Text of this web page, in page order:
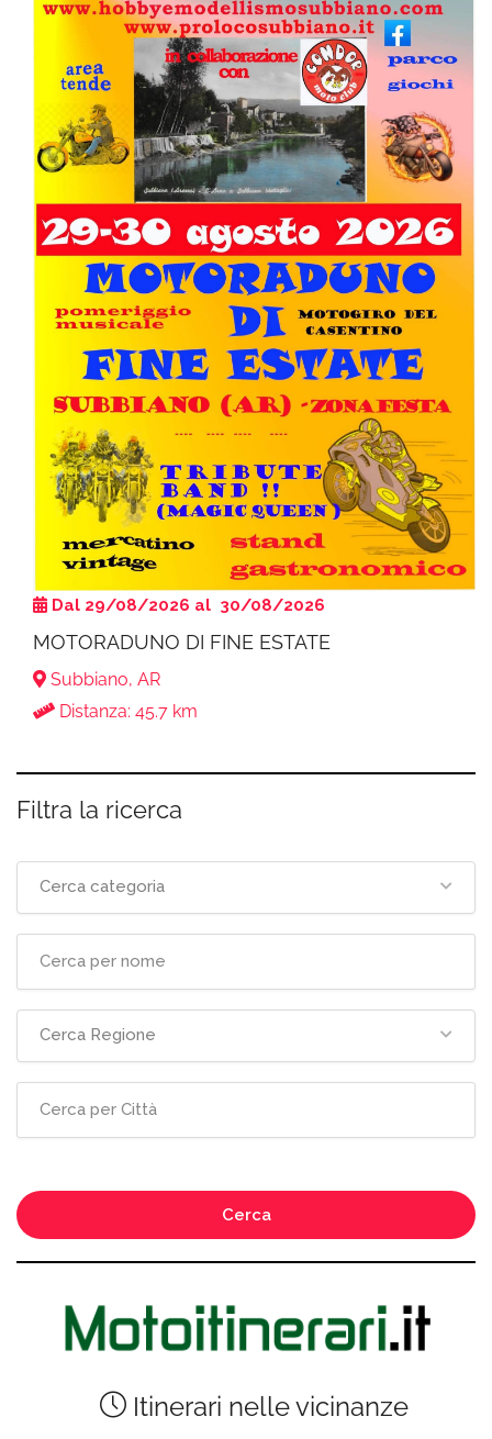
Dal 29/08/2026 al 30/08/2026
MOTORADUNO DI FINE ESTATE
Subbiano, AR
Distanza: 45.7 km
Filtra la ricerca
Cerca categoria
Cerca Regione
Cerca
Itinerari nelle vicinanze